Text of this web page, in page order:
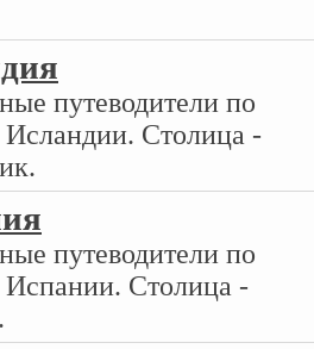
путеводители по
Исландии. Столица -
путеводители по
Испании. Столица -